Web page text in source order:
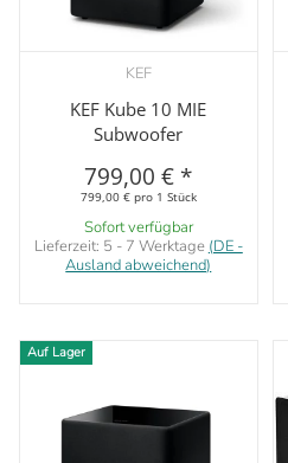
KEF
KEF Kube 10 MIE
Subwoofer
799,00 € *
799,00 € pro 1 Stück
Sofort verfügbar
Lieferzeit: 5 - 7 Werktage (DE -
Ausland abweichend)
Auf Lager